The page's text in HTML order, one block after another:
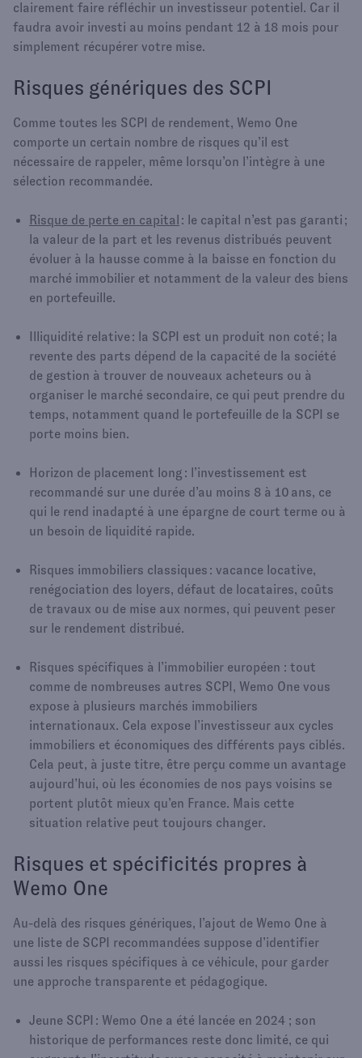
clairement faire réfléchir un investisseur potentiel. Car il
faudra avoir investi au moins pendant 12 à 18 mois pour
simplement récupérer votre mise.
Risques génériques des SCPI
Comme toutes les SCPI de rendement, Wemo One
comporte un certain nombre de risques qu’il est
nécessaire de rappeler, même lorsqu’on l’intègre à une
sélection recommandée.​
Risque de perte en capital : le capital n’est pas garanti ;
la valeur de la part et les revenus distribués peuvent
évoluer à la hausse comme à la baisse en fonction du
marché immobilier et notamment de la valeur des biens
en portefeuille.​
Illiquidité relative : la SCPI est un produit non coté ; la
revente des parts dépend de la capacité de la société
de gestion à trouver de nouveaux acheteurs ou à
organiser le marché secondaire, ce qui peut prendre du
temps, notamment quand le portefeuille de la SCPI se
porte moins bien.​
Horizon de placement long : l’investissement est
recommandé sur une durée d’au moins 8 à 10 ans, ce
qui le rend inadapté à une épargne de court terme ou à
un besoin de liquidité rapide.​
Risques immobiliers classiques : vacance locative,
renégociation des loyers, défaut de locataires, coûts
de travaux ou de mise aux normes, qui peuvent peser
sur le rendement distribué.​
Risques spécifiques à l’immobilier européen : tout
comme de nombreuses autres SCPI, Wemo One vous
expose à plusieurs marchés immobiliers
internationaux. Cela expose l’investisseur aux cycles
immobiliers et économiques des différents pays ciblés.
Cela peut, à juste titre, être perçu comme un avantage
aujourd’hui, où les économies de nos pays voisins se
portent plutôt mieux qu’en France. Mais cette
situation relative peut toujours changer.​
Risques et spécificités propres à
Wemo One
Au-delà des risques génériques, l’ajout de Wemo One à
une liste de SCPI recommandées suppose d’identifier
aussi les risques spécifiques à ce véhicule, pour garder
une approche transparente et pédagogique.​
Jeune SCPI : Wemo One a été lancée en 2024 ; son
historique de performances reste donc limité, ce qui